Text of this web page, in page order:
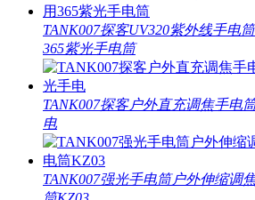
TANK007探客UV320紫外线手电
365紫光手电筒
TANK007探客户外直充调焦手电
电
TANK007强光手电筒户外伸缩调